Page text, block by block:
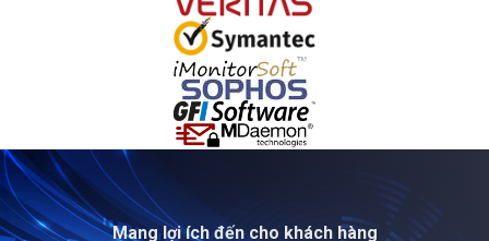
Mang lợi ích đến cho khách hàng